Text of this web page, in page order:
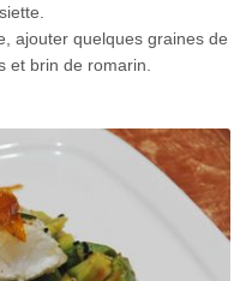
ajouter quelques graines de
et brin de romarin.